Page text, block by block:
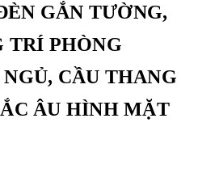
GẮN TƯỜNG,
TRÍ PHÒNG
CẦU THANG
ÂU HÌNH MẶT